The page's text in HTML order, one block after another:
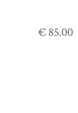
€ 85.00